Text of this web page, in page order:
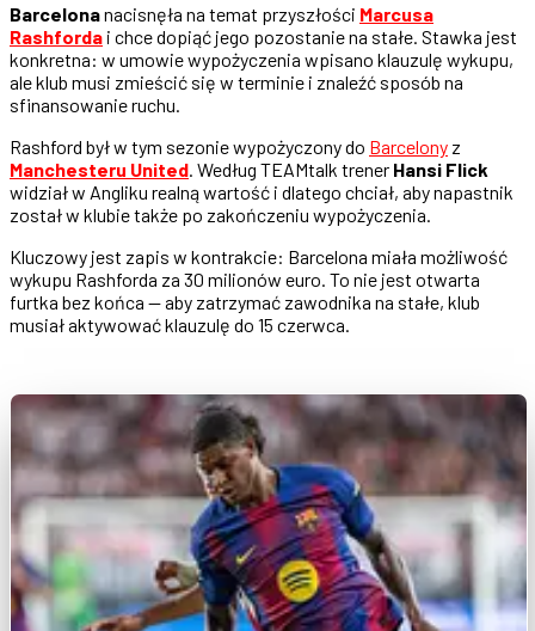
Barcelonanacisnęła na temat przyszłości Marcusa
Rashforda i chce dopiąć jego pozostanie na stałe. Stawka jest
konkretna: w umowie wypożyczenia wpisano klauzulę wykupu,
ale klub musi zmieścić się w terminie i znaleźć sposób na
sfinansowanie ruchu.
Rashford był w tym sezonie wypożyczony do Barcelony z
Manchesteru United. Według TEAMtalk trener Hansi Flick
widział w Angliku realną wartość i dlatego chciał, aby napastnik
został w klubie także po zakończeniu wypożyczenia.
Kluczowy jest zapis w kontrakcie: Barcelona miała możliwość
wykupu Rashforda za 30 milionów euro. To nie jest otwarta
furtka bez końca — aby zatrzymać zawodnika na stałe, klub
musiał aktywować klauzulę do 15 czerwca.